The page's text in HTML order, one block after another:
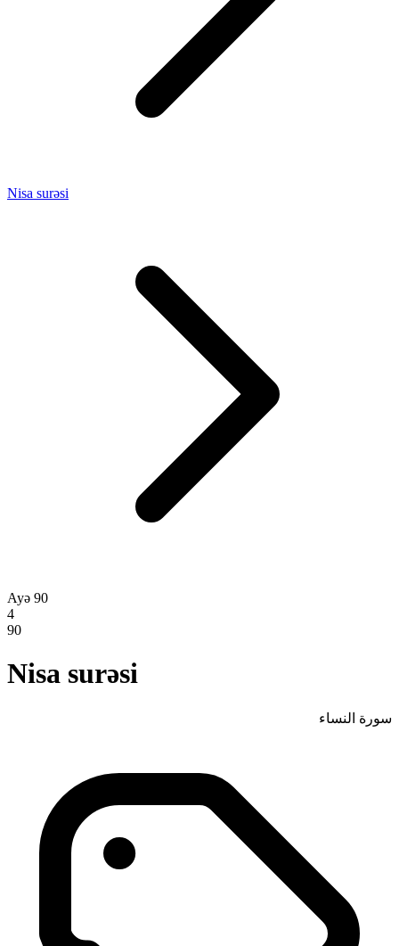
Nisa surəsi
Ayə 90
4
90
Nisa surəsi
سورة النساء